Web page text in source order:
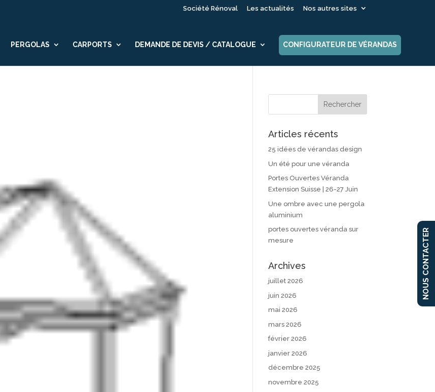
Société Rénoval Les actualités Nos autres sites
PERGOLAS CARPORTS DEMANDE DE DEVIS / CATALOGUE CONFIGURATEUR DE VÉRANDAS
Articles récents
25 idées de vérandas design
Un été pour une véranda
Portes Ouvertes Véranda
Extension Suisse | 26-27 Juin
Une ombre avec une pergola
aluminium
portes ouvertes véranda sur
mesure
Archives
juillet 2026
juin 2026
mai 2026
mars 2026
février 2026
janvier 2026
décembre 2025
novembre 2025
NOUS CONTACTER